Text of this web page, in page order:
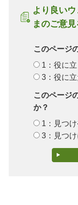
より良い
まのご意
このページ
1：役に
3：役に
このページ
か？
1：見つ
3：見つ